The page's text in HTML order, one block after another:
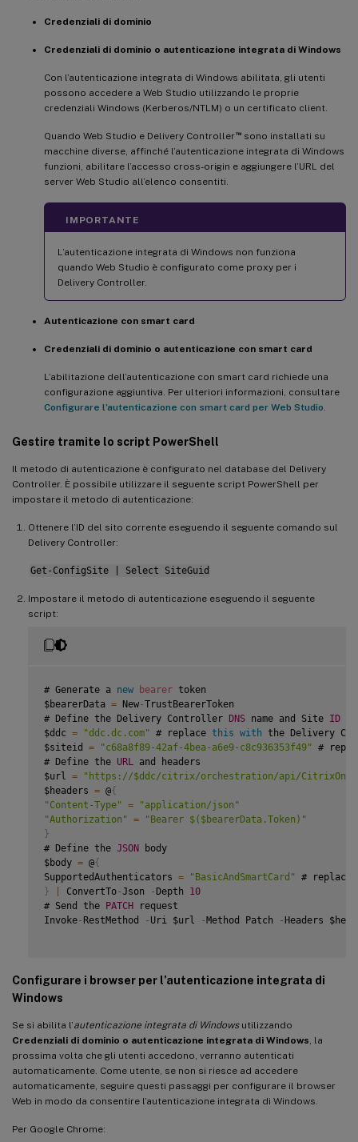
Credenziali di dominio
Credenziali di dominio o autenticazione integrata di Windows
Con l’autenticazione integrata di Windows abilitata, gli utenti
possono accedere a Web Studio utilizzando le proprie
credenziali Windows (Kerberos/NTLM) o un certificato client.
Quando Web Studio e Delivery Controller™sono installati su
macchine diverse, affinché l’autenticazione integrata di Windows
funzioni, abilitare l’accesso cross-origin e aggiungere l’URL del
server Web Studio all’elenco consentiti.
IMPORTANTE
L’autenticazione integrata di Windows non funziona
quando Web Studio è configurato come proxy per i
Delivery Controller.
Autenticazione con smart card
Credenziali di dominio o autenticazione con smart card
L’abilitazione dell’autenticazione con smart card richiede una
configurazione aggiuntiva. Per ulteriori informazioni, consultare
Configurare l’autenticazione con smart card per Web Studio
Gestire tramite lo script PowerShell
Il metodo di autenticazione è configurato nel database del Delivery
Controller. È possibile utilizzare il seguente script PowerShell per
impostare il metodo di autenticazione:
Ottenere l’ID del sito corrente eseguendo il seguente comando sul
Delivery Controller:
Get-ConfigSite | Select SiteGuid
Impostare il metodo di autenticazione eseguendo il seguente
script:
# Generate a new bearer token
$bearerData = New-TrustBearerToken
# Define the Delivery Controller DNS name and Site ID
$ddc = "ddc.dc.com" # replace this with the Delivery
$siteid = "c68a8f89-42af-4bea-a6e9-c8c936353f49" #
# Define the URL
and headers
$url =
"https://$ddc/citrix/orchestration/api/
$headers = @{
"Content-Type" =
"application/json"
"Authorization" =
"Bearer $($bearerData.Token)"
}
# Define the JSON body
$body = @{
SupportedAuthenticators = "BasicAndSmartCard" # replace
}
ConvertTo-Json -Depth 10
# Send the PATCH request
Invoke- RestMethod - Uri $url -Method Patch -Headers
Configurare i browser per l’autenticazione integrata di
Windows
Se si abilita l’autenticazione integrata di Windowsutilizzando
Credenziali di dominio o autenticazione integrata di Windows , la
prossima volta che gli utenti accedono, verranno autenticati
automaticamente. Come utente, se non si riesce ad accedere
automaticamente, seguire questi passaggi per configurare il browser
Web in modo da consentire l’autenticazione integrata di Windows.
Per Google Chrome: